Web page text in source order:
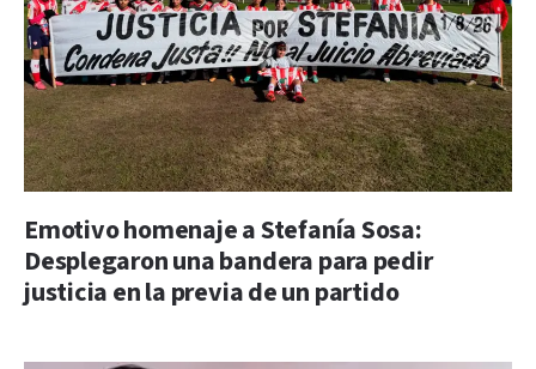
Emotivo homenaje a Stefanía Sosa:
Desplegaron una bandera para pedir
justicia en la previa de un partido